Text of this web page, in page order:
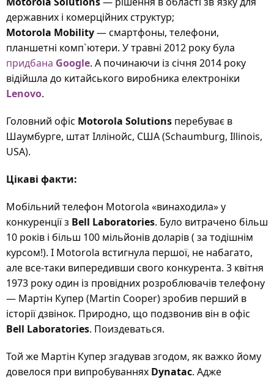
державних і комерційних структур;
Motorola Mobility— смартфоны, телефони,
планшетні комп`ютери. У травні 2012 року була
придбана Google. А починаючи із січня 2014 року
відійшла до китайського виробника електроніки
Lenovo.
Головний офіс Motorola Solutions перебуває в
Шаумбурге, штат Іллінойс, США (Schaumburg, Illinois,
USA).
Цікаві факти:
Мобільний телефон Motorola «винаходила» у
конкуренції з Bell Laboratories. Було витрачено більш
10 років і більш 100 мільйонів доларів ( за тодішнім
курсом!). І Motorola встигнула першої, не набагато,
але все-таки випередивши свого конкурента. 3 квітня
1973 року один із провідних розроблювачів телефону
— Мартін Купер (Martin Cooper) зробив перший в
історії дзвінок. Природно, що подзвонив він в офіс
Bell Laboratories. Поиздеваться.
Той же Мартін Купер згадував згодом, як важко йому
довелося при випробуваннях Dynatac. Адже